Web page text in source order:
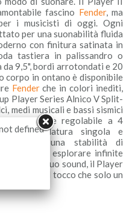
fascino Fender, ma
i musicisti di oggi. Ogni
per una suonabilità fluida
con finitura satinata in
tastiera in palissandro o
9,5", bordi arrotondati e 20
corpo in ontano è disponibile
Fenderche in colori inediti,
Player Series Alnico V Split-
medi musicali e bassi sismici
Un ponte regolabile a 4
a scanalatura singola e
una stabilità di
di esplorare infinite
creare il tuo sound, il Player
timbro e il tocco che solo un
defined